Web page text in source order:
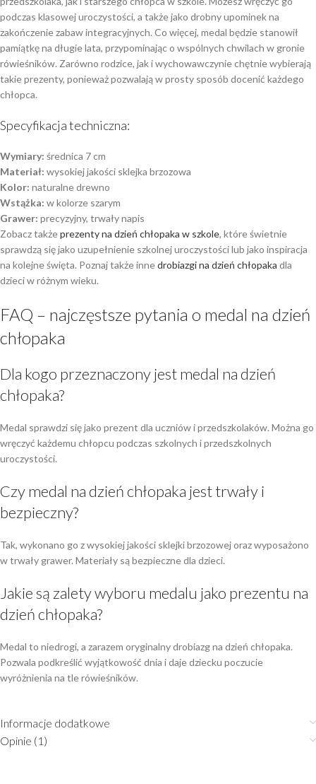
podczas klasowej uroczystości, a także jako drobny upominek na
zakończenie zabaw integracyjnych. Co więcej, medal będzie stanowił
pamiątkę na długie lata, przypominając o wspólnych chwilach w gronie
rówieśników. Zarówno rodzice, jak i wychowawczynie chętnie wybierają
takie prezenty, ponieważ pozwalają w prosty sposób docenić każdego
chłopca.
Specyfikacja techniczna:
Wymiary: średnica 7 cm
Materiał: wysokiej jakości sklejka brzozowa
Kolor: naturalne drewno
Wstążka: w kolorze szarym
Grawer: precyzyjny, trwały napis
Zobacz takżeprezenty na dzień chłopaka w szkole, które świetnie
sprawdzą się jako uzupełnienie szkolnej uroczystości lub jako inspiracja
na kolejne święta. Poznaj także innedrobiazgi na dzień chłopaka dla
dzieci w różnym wieku.
FAQ – najczęstsze pytania o medal na dzień
chłopaka
Dla kogo przeznaczony jest medal na dzień
chłopaka?
Medal sprawdzi się jako prezent dla uczniów i przedszkolaków. Można go
wręczyć każdemu chłopcu podczas szkolnych i przedszkolnych
uroczystości.
Czy medal na dzień chłopaka jest trwały i
bezpieczny?
Tak, wykonano go z wysokiej jakości sklejki brzozowej oraz wyposażono
w trwały grawer. Materiały są bezpieczne dla dzieci.
Jakie są zalety wyboru medalu jako prezentu na
dzień chłopaka?
Medal to niedrogi, a zarazem oryginalny drobiazg na dzień chłopaka.
Pozwala podkreślić wyjątkowość dnia i daje dziecku poczucie
wyróżnienia na tle rówieśników.
Informacje dodatkowe
Opinie (1)